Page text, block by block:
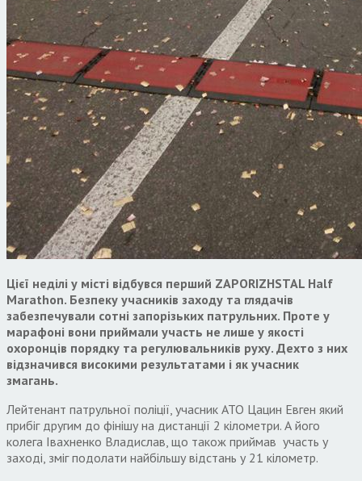
Цієї неділі у місті відбувся перший ZAPORIZHSTAL Half
Marathon. Безпеку учасників заходу та глядачів
забезпечували сотні запорізьких патрульних. Проте у
марафоні вони приймали участь не лише у якості
охоронців порядку та регулювальників руху. Дехто з них
відзначився високими результатами і як учасник
змагань.
Лейтенант патрульної поліції, учасник АТО Цацин Евген який
прибіг другим до фінішу на дистанції 2 кілометри. А його
колега Івахненко Владислав, що також приймав участь у
заході, зміг подолати найбільшу відстань у 21 кілометр.